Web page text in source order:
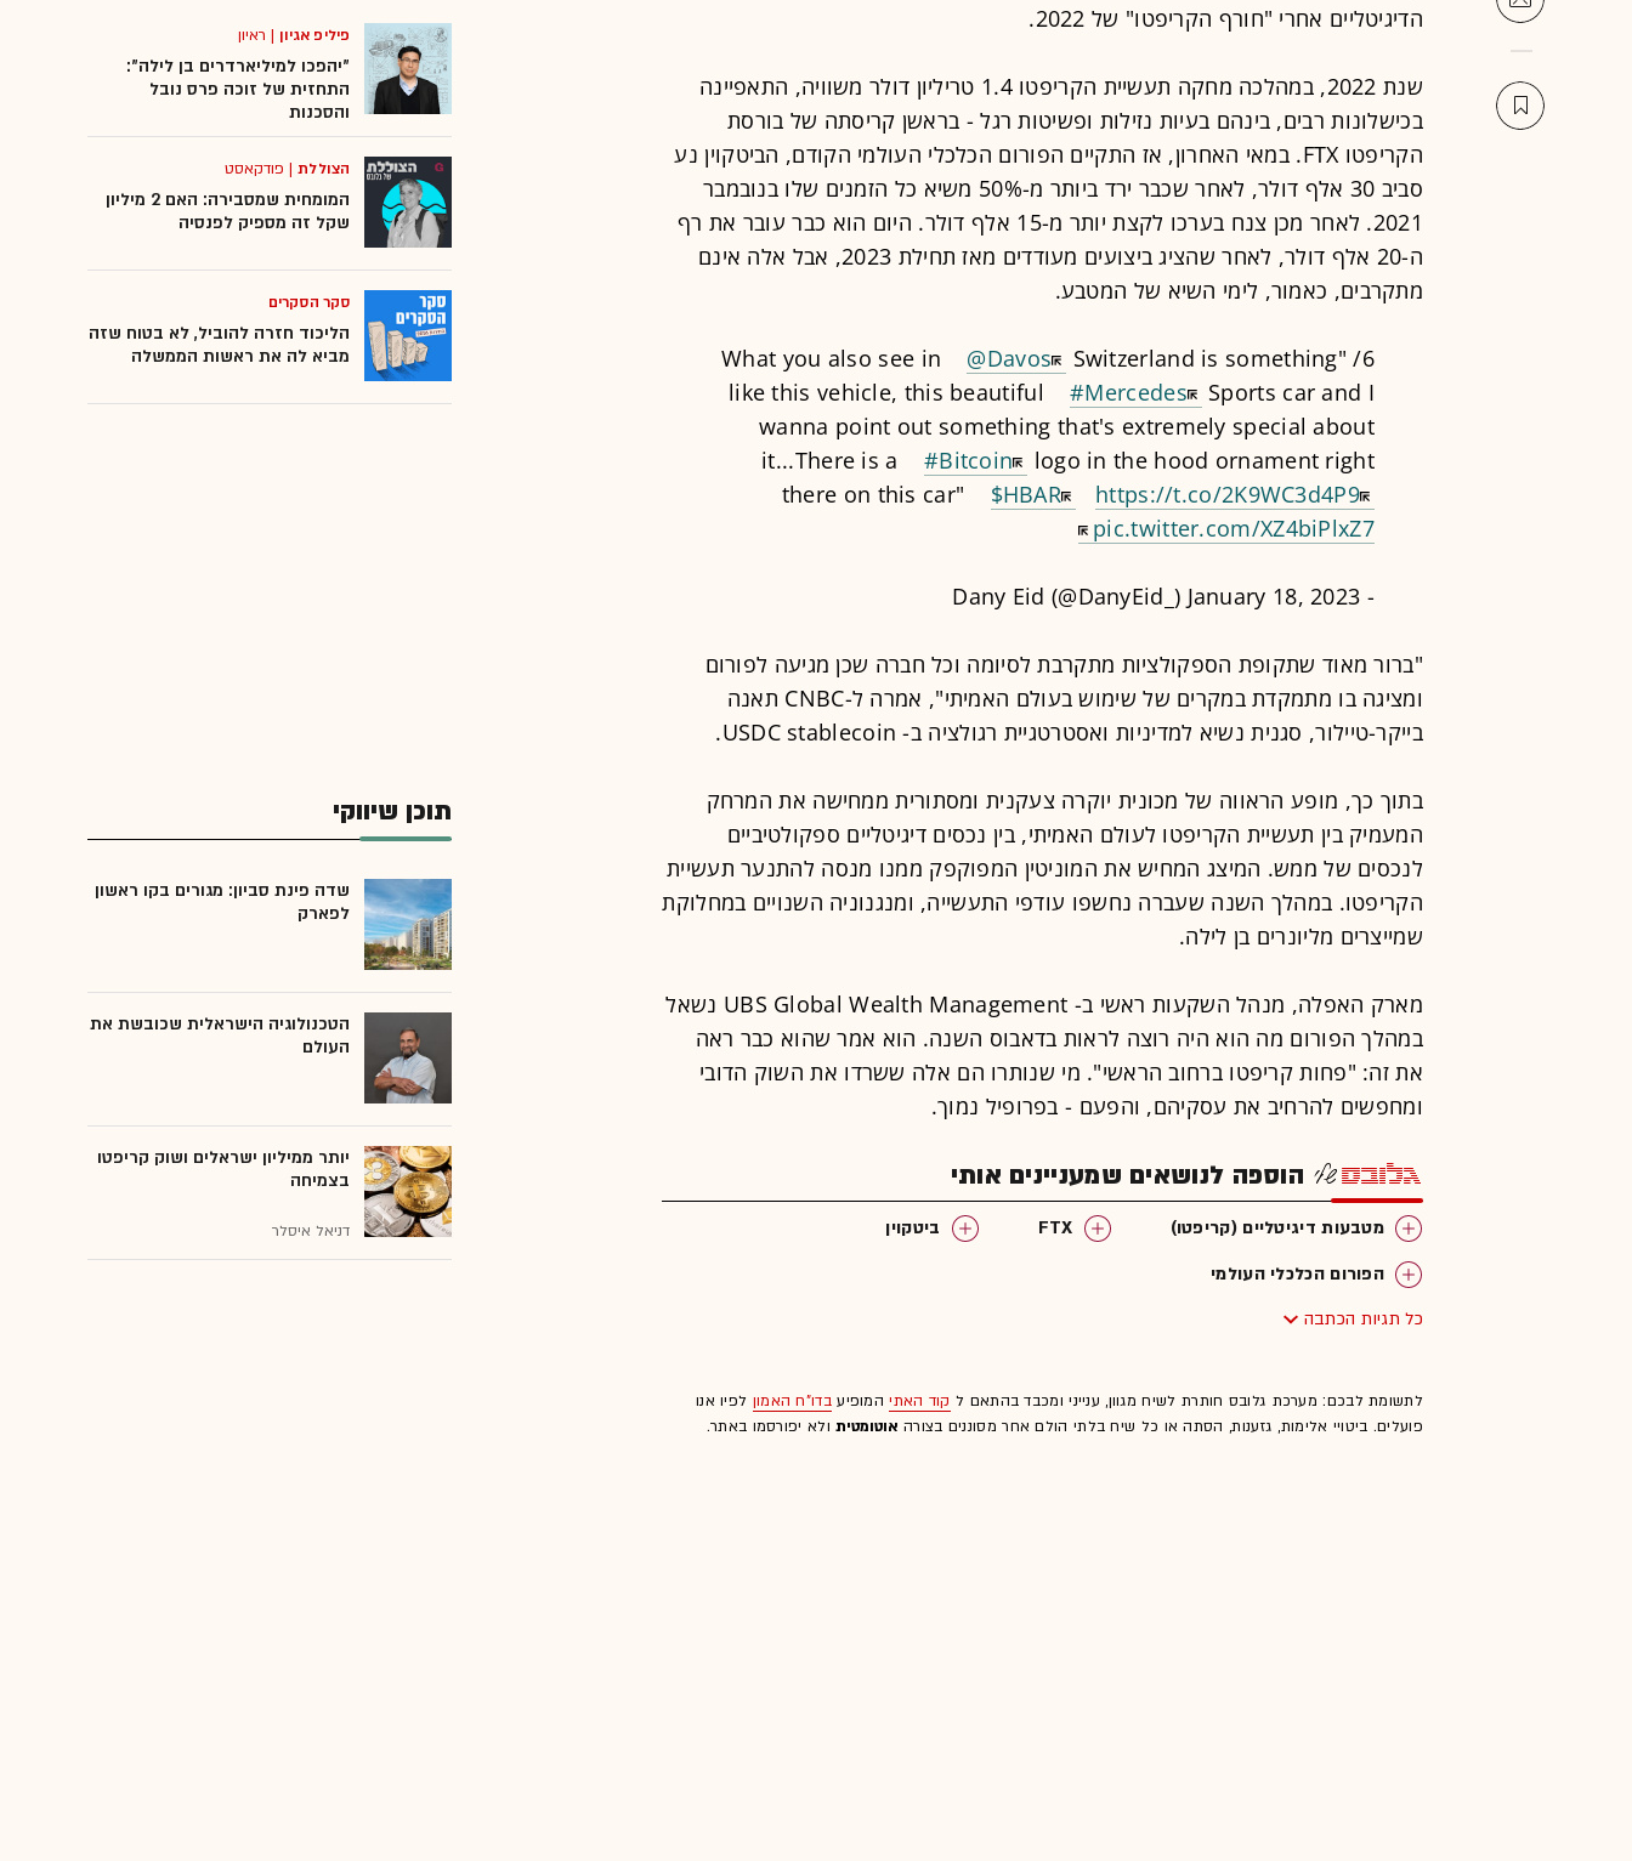
הדיגיטליים אחרי "חורף הקריפטו" של 2022.
שנת 2022, במהלכה מחקה תעשיית הקריפטו 1.4 טריליון דולר משוויה, התאפיינה
בכישלונות רבים, בינהם בעיות נזילות ופשיטות רגל - בראשן קריסתה של בורסת
הקריפטו FTX. במאי האחרון, אז התקיים הפורום הכלכלי העולמי הקודם, הביטקוין נע
סביב 30 אלף דולר, לאחר שכבר ירד ביותר מ-50% משיא כל הזמנים שלו בנובמבר
2021. לאחר מכן צנח בערכו לקצת יותר מ-15 אלף דולר. היום הוא כבר עובר את רף
ה-20 אלף דולר, לאחר שהציג ביצועים מעודדים מאז תחילת 2023, אבל אלה אינם
מתקרבים, כאמור, לימי השיא של המטבע.
6/ "What you also see in
@Davos
Switzerland is something
like this vehicle, this beautiful
#Mercedes
Sports car and I
wanna point out something that's extremely special about
it...There is a
#Bitcoin
logo in the hood ornament right
there on this car"
$HBAR
https://t.co/2K9WC3d4P9
pic.twitter.com/XZ4biPlxZ7
- Dany Eid (@DanyEid_)
January 18, 2023
"ברור מאוד שתקופת הספקולציות מתקרבת לסיומה וכל חברה שכן מגיעה לפורום
ומציגה בו מתמקדת במקרים של שימוש בעולם האמיתי", אמרה ל-CNBC תאנה
בייקר-טיילור, סגנית נשיא למדיניות ואסטרטגיית רגולציה ב- USDC stablecoin.
בתוך כך, מופע הראווה של מכונית יוקרה צעקנית ומסתורית ממחישה את המרחק
המעמיק בין תעשיית הקריפטו לעולם האמיתי, בין נכסים דיגיטליים ספקולטיביים
לנכסים של ממש. המיצג המחיש את המוניטין המפוקפק ממנו מנסה להתנער תעשיית
הקריפטו. במהלך השנה שעברה נחשפו עודפי התעשייה, ומנגנוניה השנויים במחלוקת
שמייצרים מליונרים בן לילה.
מארק האפלה, מנהל השקעות ראשי ב- UBS Global Wealth Management נשאל
במהלך הפורום מה הוא היה רוצה לראות בדאבוס השנה. הוא אמר שהוא כבר ראה
את זה: "פחות קריפטו ברחוב הראשי". מי שנותרו הם אלה ששרדו את השוק הדובי
ומחפשים להרחיב את עסקיהם, והפעם - בפרופיל נמוך.
הוספה לנושאים שמעניינים אותי
מטבעות דיגיטליים (קריפטו) FTX
ביטקוין
הפורום הכלכלי העולמי
כל תגיות הכתבה
לתשומת לבכם: מערכת גלובס חותרת לשיח מגוון, ענייני ומכבד בהתאם ל קוד האתיהמופיעבדו"ח האמון לפיו אנו
פועלים. ביטויי אלימות, גזענות, הסתה או כל שיח בלתי הולם אחר מסוננים בצורה אוטומטיתולא יפורסמו באתר.
פיליפ אגיון | ראיון
"יהפכו למיליארדרים בן לילה":
התחזית של זוכה פרס נובל
והסכנות
הצוללת| פודקאסט
המומחית שמסבירה: האם 2 מיליון
שקל זה מספיק לפנסיה
סקר הסקרים
הליכוד חזרה להוביל, לא בטוח שזה
מביא לה את ראשות הממשלה
תוכן שיווקי
שדה פינת סביון: מגורים בקו ראשון
לפארק
הטכנולוגיה הישראלית שכובשת את
העולם
יותר ממיליון ישראלים ושוק קריפטו
בצמיחה
דניאל איסלר